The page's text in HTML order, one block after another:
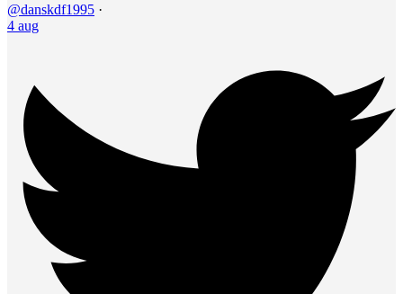
@danskdf1995 ·
4 aug